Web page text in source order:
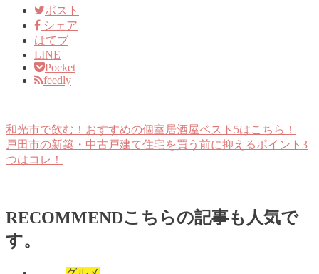
ポスト
シェア
はてブ
LINE
Pocket
feedly
和光市で飲む！おすすめの個室居酒屋ベスト5はこちら！
戸田市の新築・中古戸建て住宅を買う前に抑えるポイント3
つはコレ！
RECOMMENDこちらの記事も人気で
す。